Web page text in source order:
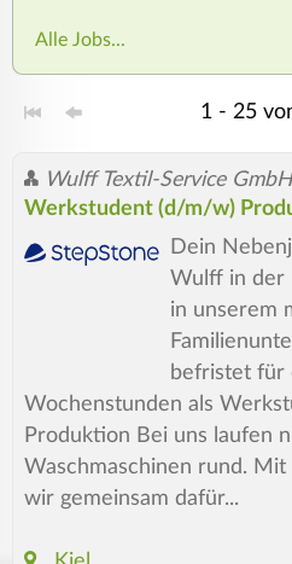
Alle Jobs...
1 - 25
Wulff Textil-Service GmbH
Werkstudent (d/m/w)
Dein
Wulff in der
in unserem
befristet für
Wochenstunden als
Produktion Bei uns laufen
Waschmaschinen rund. Mit
wir gemeinsam dafür...